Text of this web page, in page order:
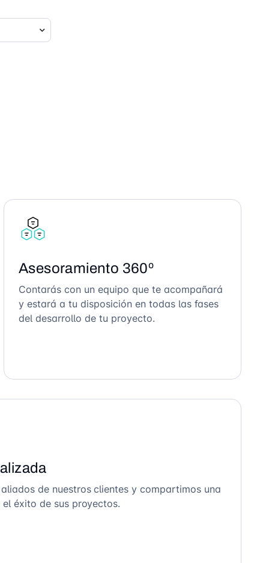
Asesoramiento 360º
Contarás con un equipo que te acompañará
y estará a tu disposición en todas las fases
del desarrollo de tu proyecto.
de nuestros clientes y compartimos una
éxito de sus proyectos.